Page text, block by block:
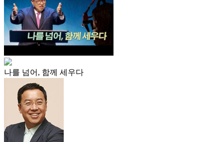
나를 넘어, 함께 세우다